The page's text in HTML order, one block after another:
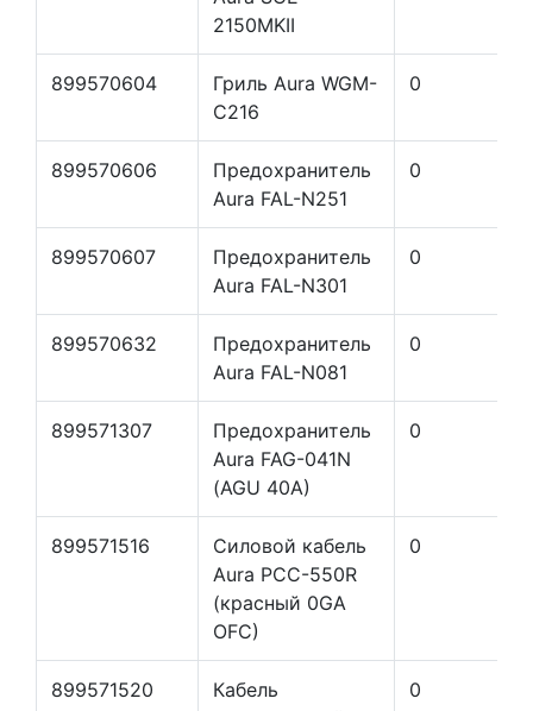
2150MKII
899570604
Гриль Aura WGM-
C216
0
899570606
Предохранитель
Aura FAL-N251
0
899570607
Предохранитель
Aura FAL-N301
0
899570632
Предохранитель
Aura FAL-N081
0
899571307
Предохранитель
Aura FAG-041N
(AGU 40A)
0
899571516
Силовой кабель
Aura PCC-550R
(красный 0GA
OFC)
0
899571520
Кабель
0